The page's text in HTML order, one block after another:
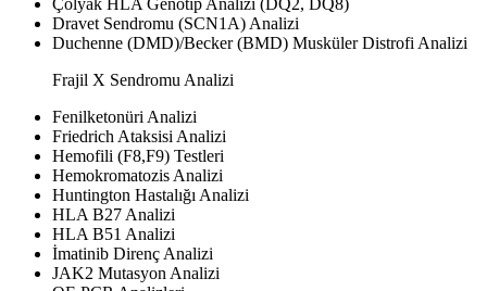
Dravet Sendromu (SCN1A) Analizi
Duchenne (DMD)/Becker (BMD) Musküler Distrofi Analizi
Frajil X Sendromu Analizi
Fenilketonüri Analizi
Friedrich Ataksisi Analizi
Hemofili (F8,F9) Testleri
Hemokromatozis Analizi
Huntington Hastalığı Analizi
HLA B27 Analizi
HLA B51 Analizi
İmatinib Direnç Analizi
JAK2 Mutasyon Analizi